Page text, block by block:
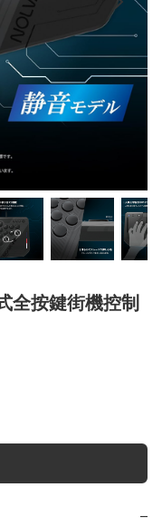
按鍵街機控制
−